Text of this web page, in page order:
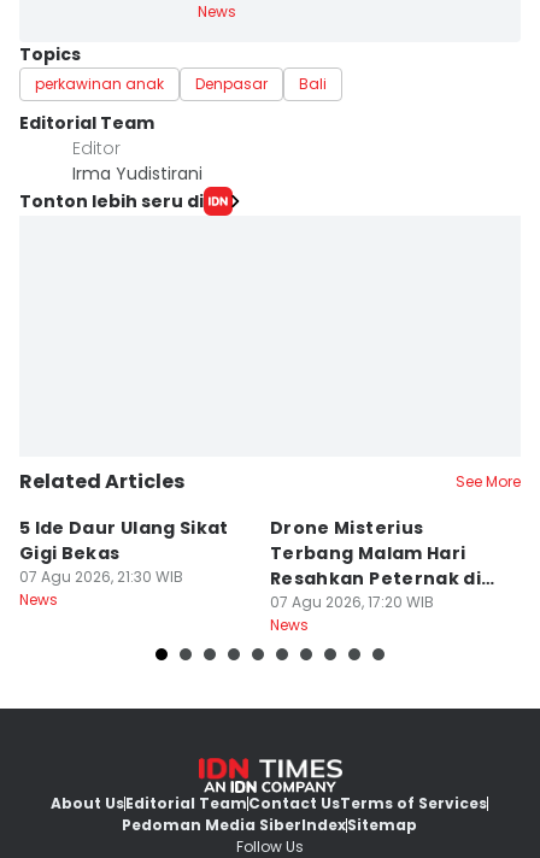
News
Topics
perkawinan anak Denpasar Bali
Editorial Team
Editor
Irma Yudistirani
Tonton lebih seru di
Related Articles See More
5 Ide Daur Ulang Sikat
Gigi Bekas
07 Agu 2026, 21:30 WIB
News
Drone Misterius
Terbang Malam Hari
Resahkan Peternak di
Marga Tabanan
07 Agu 2026, 17:20 WIB
News
About UsEditorial TeamContact UsTerms of Services
Pedoman Media SiberIndexSitemap
Follow Us